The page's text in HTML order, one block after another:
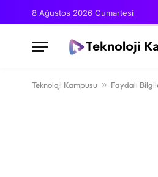
8 Ağustos 2026 Cumartesi
Teknoloji Kampusu » Faydalı